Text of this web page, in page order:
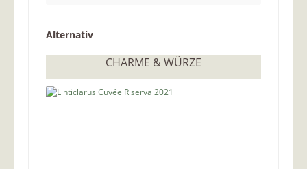
Produktgalerie überspringen
Alternativ
CHARME & WÜRZE